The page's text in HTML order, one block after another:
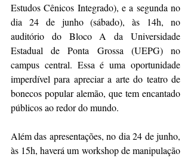
Estudos Cênicos Integrado), e a segunda no
dia 24 de junho (sábado), às 14h, no
auditório do Bloco A da Universidade
Estadual de Ponta Grossa (UEPG) no
campus central. Essa é uma oportunidade
imperdível para apreciar a arte do teatro de
bonecos popular alemão, que tem encantado
públicos ao redor do mundo.
Além das apresentações, no dia 24 de junho,
às 15h, haverá um workshop de manipulação